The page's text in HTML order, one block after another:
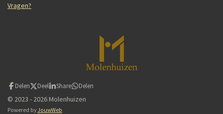
Vragen?
Delen Deel Share Delen
© 2023 - 2026 Molenhuizen
Powered by JouwWeb